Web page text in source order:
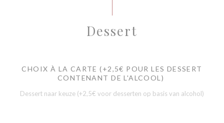
Dessert
CHOIX À LA CARTE (+2,5€ POUR LES DESSERT
CONTENANT DE L'ALCOOL)
Dessert naar keuze (+2,5€ voor desserten op basis van alcohol)